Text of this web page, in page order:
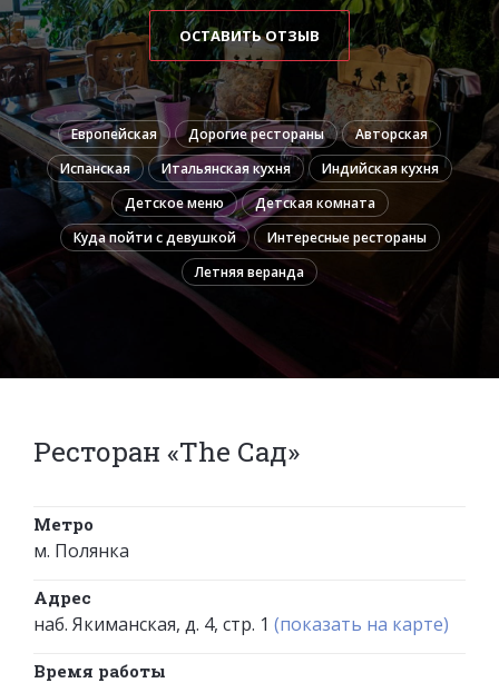
ОСТАВИТЬ ОТЗЫВ
Европейская Дорогие рестораны
Авторская
Испанская
Итальянская кухня
Индийская кухня
Детское меню
Детская комната
Куда пойти с девушкой
Интересные рестораны
Летняя веранда
Ресторан «The Сад»
Метро
м. Полянка
Адрес
наб. Якиманская, д. 4, стр. 1 (показать на карте)
Время работы